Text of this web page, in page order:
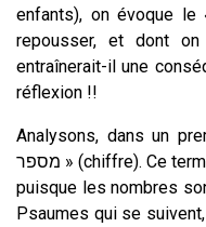
enfants), on évoque le
repousser, et dont
entraînerait-il une
réflexion !!
Analysons, dans un
מספר » (chiffre). Ce terme implique à la fois l’unité et l’infini,
puisque les nombres
Psaumes qui se